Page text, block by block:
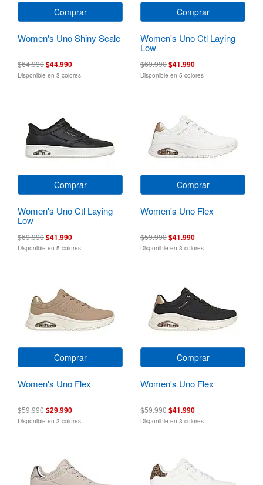
Comprar
Women's Uno Shiny Scale
$64.990$44.990
Disponible en 3 colores
Comprar
Women's Uno Ctl Laying
Low
$69.990$41.990
Disponible en 5 colores
Comprar
Women's Uno Ctl Laying
Low
$69.990$41.990
Disponible en 5 colores
Comprar
Women's Uno Flex
$59.990$41.990
Disponible en 3 colores
Comprar
Women's Uno Flex
$59.990$29.990
Disponible en 3 colores
Comprar
Women's Uno Flex
$59.990$41.990
Disponible en 3 colores